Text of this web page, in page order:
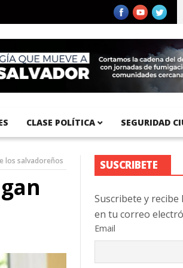
Internacional del Pacífico registra 92 %
CLASE POLÍTICA SEGURIDAD
los salvadoreños SUSCRIBETE
Suscribete y
en tu correo
Email